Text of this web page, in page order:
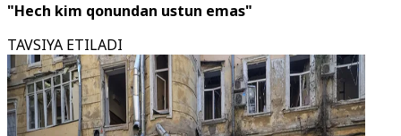
"Hech kim qonundan ustun emas"
TAVSIYA ETILADI